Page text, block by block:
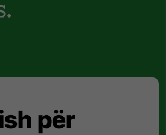
për